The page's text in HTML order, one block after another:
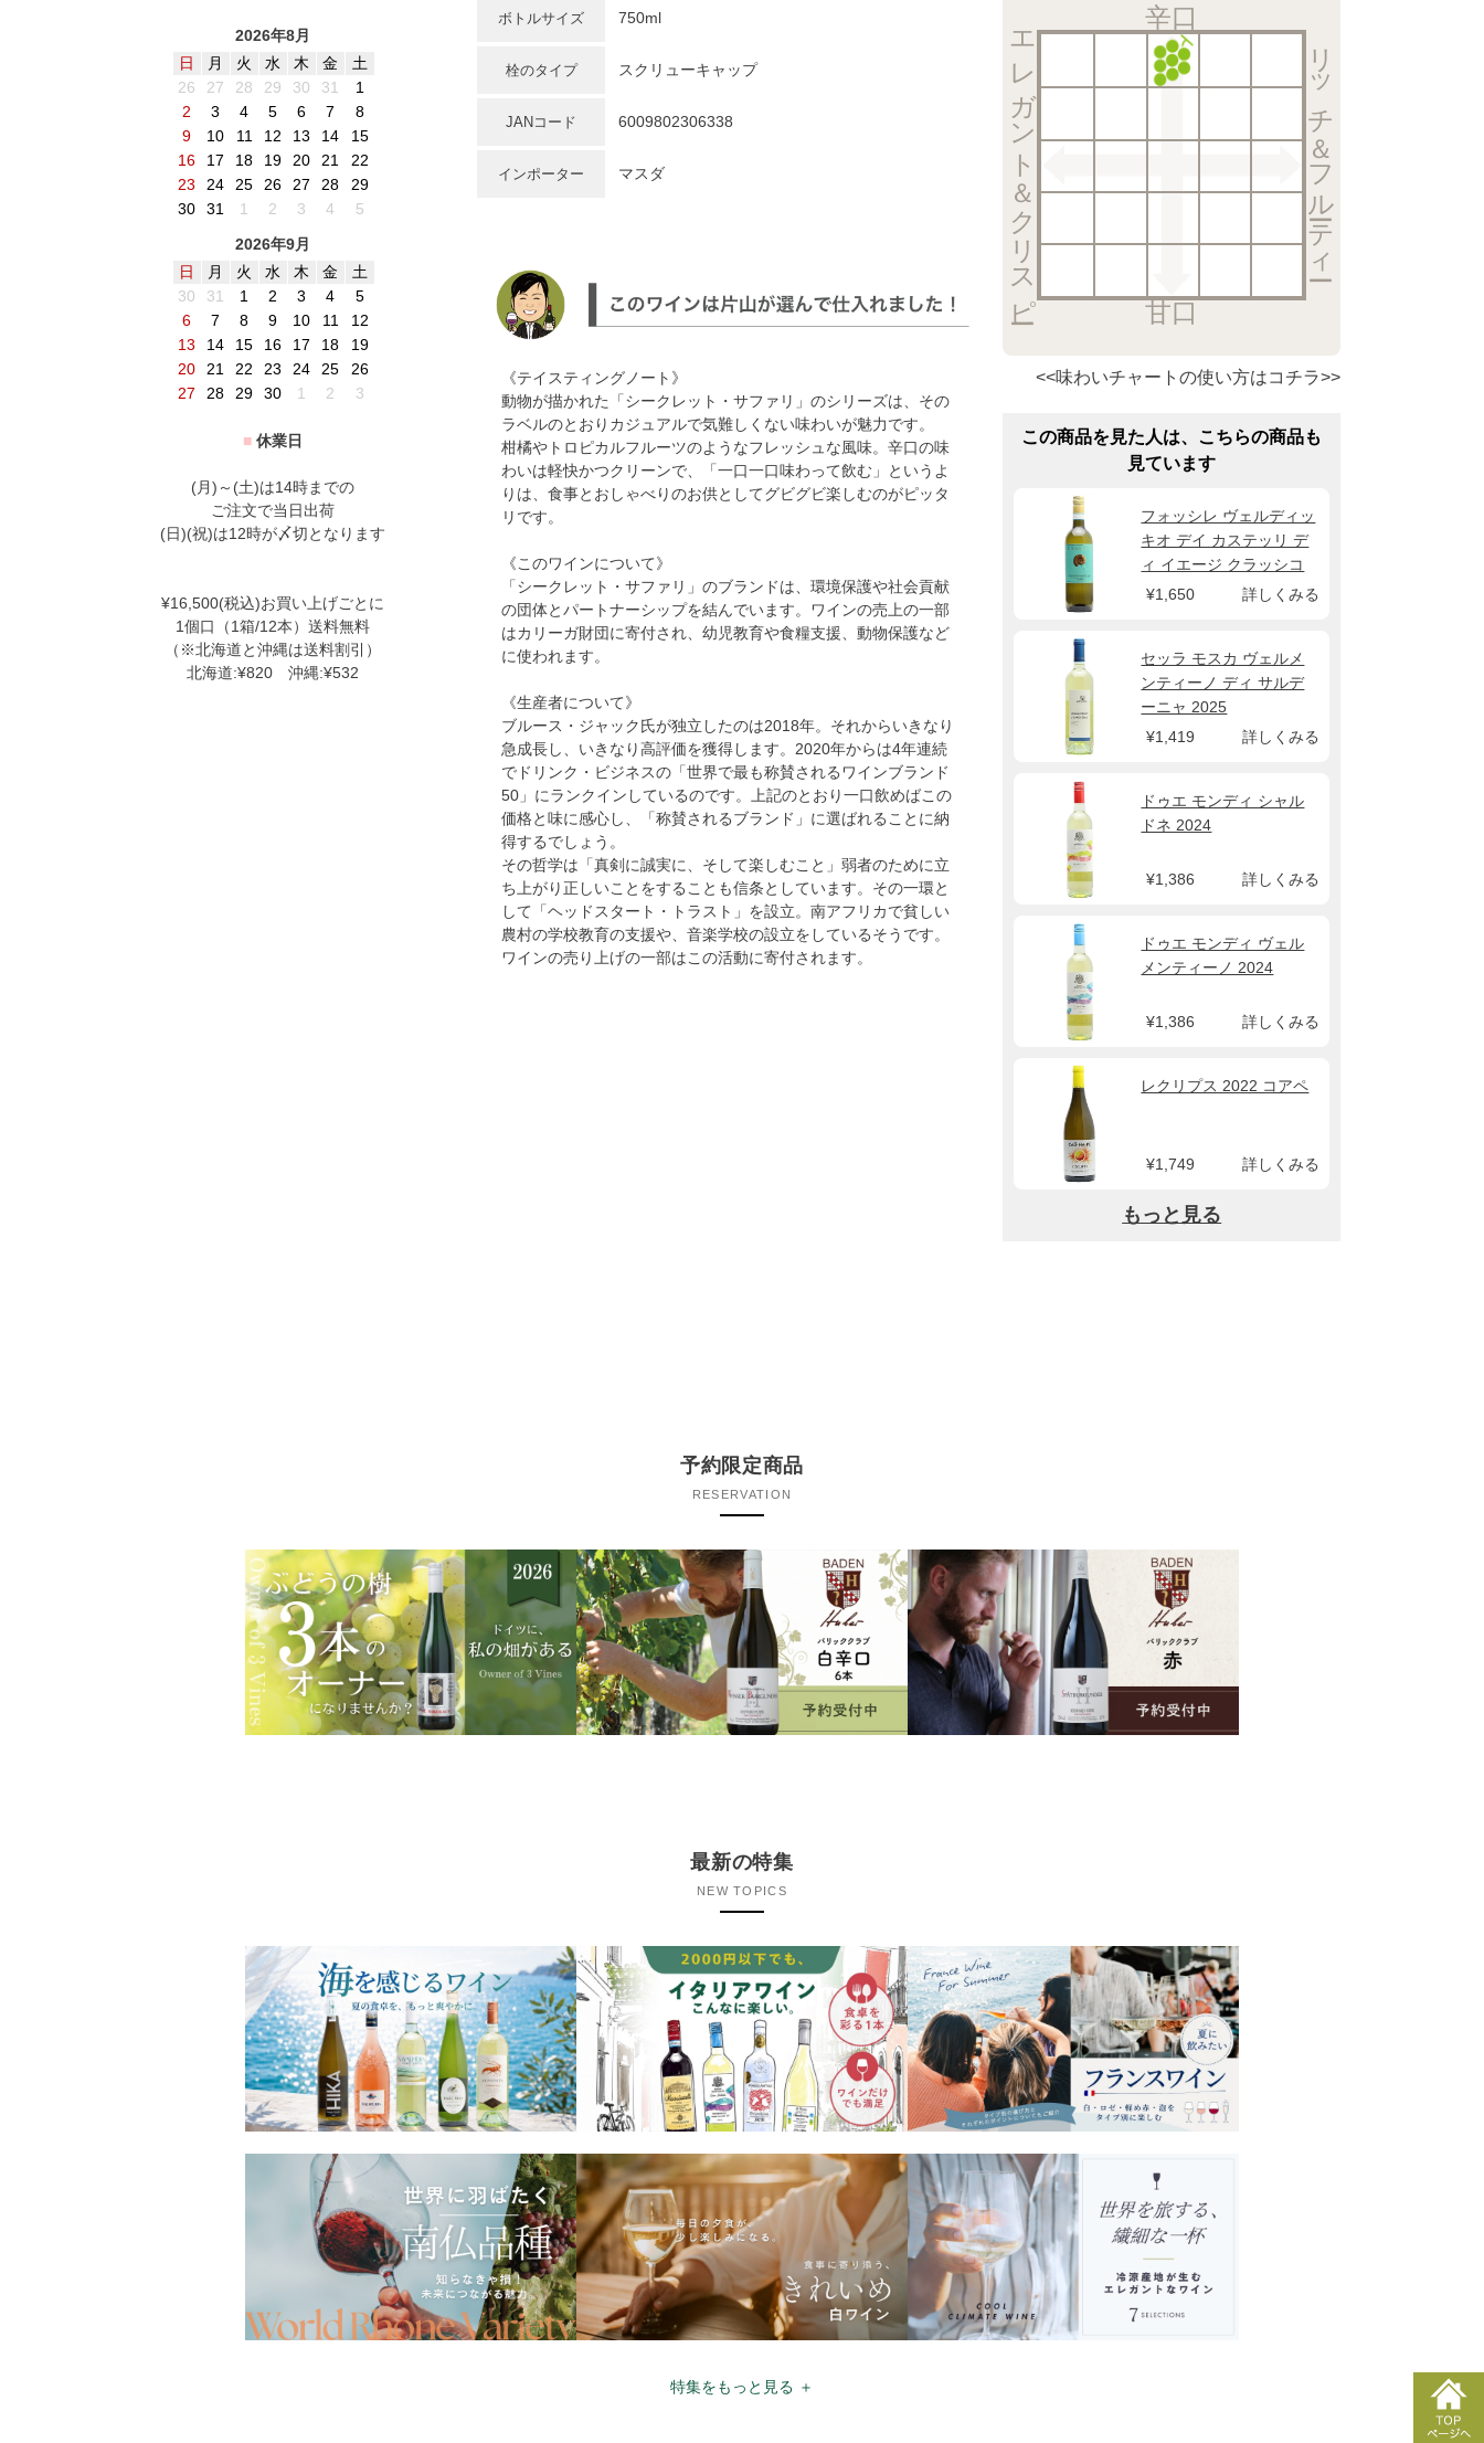
2026年8月
日
月 火 水 木 金
土
26
27 28 29 30 31
1
2
3 4 5 6 7
8
9
10 11 12 13 14
15
16
17 18 19 20 21
22
23
24 25 26 27 28
29
30
31 1 2 3 4
5
2026年9月
日
月 火 水 木 金
土
30
31 1 2 3 4
5
6
7 8 9 10 11
12
13
14 15 16 17 18
19
20
21 22 23 24 25
26
27
28 29 30 1 2 3
■ 休業日
(月)～(土)は14時までの
ご注文で当日出荷
(日)(祝)は12時が〆切となります
¥16,500(税込)お買い上げごとに
1個口（1箱/12本）送料無料
（※北海道と沖縄は送料割引）
北海道:¥820 沖縄:¥532
ボトルサイズ 750ml
栓のタイプ スクリューキャップ
JANコード 6009802306338
インポーター マスダ
《テイスティングノート》
動物が描かれた「シークレット・サファリ」のシリーズは、その
ラベルのとおりカジュアルで気難しくない味わいが魅力です。
柑橘やトロピカルフルーツのようなフレッシュな風味。辛口の味
わいは軽快かつクリーンで、「一口一口味わって飲む」というよ
りは、食事とおしゃべりのお供としてグビグビ楽しむのがピッタ
リです。
《このワインについて》
「シークレット・サファリ」のブランドは、環境保護や社会貢献
の団体とパートナーシップを結んでいます。ワインの売上の一部
はカリーガ財団に寄付され、幼児教育や食糧支援、動物保護など
に使われます。
《生産者について》
ブルース・ジャック氏が独立したのは2018年。それからいきなり
急成長し、いきなり高評価を獲得します。2020年からは4年連続
でドリンク・ビジネスの「世界で最も称賛されるワインブランド
50」にランクインしているのです。上記のとおり一口飲めばこの
価格と味に感心し、「称賛されるブランド」に選ばれることに納
得するでしょう。
その哲学は「真剣に誠実に、そして楽しむこと」弱者のために立
ち上がり正しいことをすることも信条としています。その一環と
して「ヘッドスタート・トラスト」を設立。南アフリカで貧しい
農村の学校教育の支援や、音楽学校の設立をしているそうです。
ワインの売り上げの一部はこの活動に寄付されます。
辛口
リッチ＆フルーティー
甘口
エレガント＆クリスピー
<<味わいチャートの使い方はコチラ>>
この商品を見た人は、こちらの商品も
見ています
フォッシレ ヴェルディッ
キオ デイ カステッリ デ
ィ イエージ クラッシコ
2025 ヴィニェディレオ
¥1,650 詳しくみる
セッラ モスカ ヴェルメ
ンティーノ ディ サルデ
ーニャ 2025
¥1,419
詳しくみる
ドゥエ モンディ シャル
ドネ 2024
¥1,386 詳しくみる
ドゥエ モンディ ヴェル
メンティーノ 2024
¥1,386 詳しくみる
レクリプス 2022 コアペ
¥1,749 詳しくみる
もっと見る
予約限定商品
RESERVATION
最新の特集
NEW TOPICS
特集をもっと見る ＋